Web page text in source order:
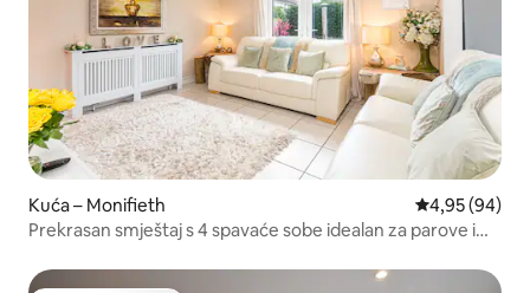
Kuća – Monifieth Prosječna
4,95 (94)
Prekrasan smještaj s 4 spavaće sobe idealan za parove i